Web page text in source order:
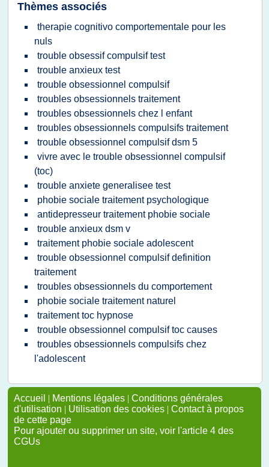
Thèmes associés
therapie cognitivo comportementale pour les
nuls
trouble obsessif compulsif test
trouble anxieux test
trouble obsessionnel compulsif
troubles obsessionnels traitement
troubles obsessionnels chez l enfant
troubles obsessionnels compulsifs traitement
trouble obsessionnel compulsif dsm 5
vivre avec le trouble obsessionnel compulsif
(toc)
trouble anxiete generalisee test
phobie sociale traitement psychologique
antidepresseur traitement phobie sociale
trouble anxieux dsm v
traitement phobie sociale adolescent
trouble obsessionnel compulsif definition
traitement
troubles obsessionnels du comportement
phobie sociale traitement naturel
traitement toc hypnose
trouble obsessionnel compulsif toc causes
troubles obsessionnels compulsifs chez
l'adolescent
Accueil | Mentions légales | Conditions générales
d'utilisation | Utilisation des cookies | Contact à propos
de cette page
Pour ajouter ou supprimer un site, voir l'article 4 des
CGUs